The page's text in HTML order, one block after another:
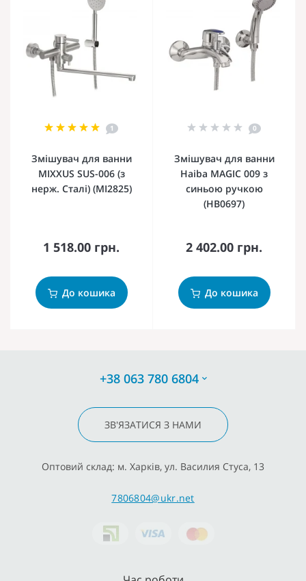
1
Змішувач для ванни
MIXXUS SUS-006 (з
нерж. Сталі) (MI2825)
1 518.00 грн.
До кошика
0
Змішувач для ванни
Haiba MAGIC 009 з
синьою ручкою
(HB0697)
2 402.00 грн.
До кошика
+38 063 780 6804
ЗВ'ЯЗАТИСЯ З НАМИ
Оптовий склад: м. Харків, ул. Василия Стуса, 13
7806804@ukr.net